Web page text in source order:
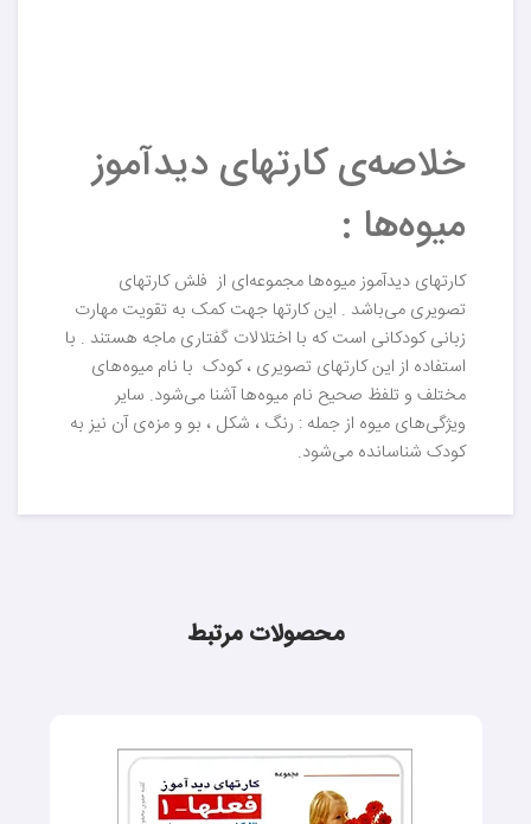
خلاصه‌ی کارتهای دیدآموز
میوه‌ها :
کارتهای دیدآموز میوه‌ها مجموعه‌ای از فلش کارتهای
تصویری می‌باشد . این کارتها جهت کمک به تقویت مهارت
زبانی کودکانی است که با اختلالات گفتاری ماجه هستند . با
استفاده از این کارتهای تصویری ، کودک با نام میوه‌های
مختلف و تلفظ صحیح نام میوه‌ها آشنا می‌‌شود. سایر
ویژگی‌های میوه از جمله : رنگ ، شکل ، بو و مزه‌‌ی آن نیز به
کودک شناسانده می‌شود.
محصولات مرتبط